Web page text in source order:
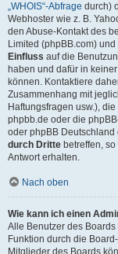
„WHOIS“-Abfrage durch)
Webhoster wie z. B.
den Abuse-Kontakt des
Limited (phpBB.com)
Einfluss auf die
haben und dafür in
können. Kontaktiere
Zusammenhang mit
Haftungsfragen usw.), die
phpbb.de oder die
oder phpBB Deutschland
durch Dritte betreffen,
Antwort erhalten.
Nach oben
Wie kann ich einen
Alle Benutzer des
Funktion durch die
Mitglieder des Boards